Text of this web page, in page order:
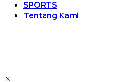
SPORTS
Tentang Kami